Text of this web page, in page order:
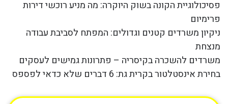
פסיכולוגיית הקונה בשוק היוקרה: מה מניע רוכשי דירות
פרימיום
ניקיון משרדים קטנים וגדולים: המפתח לסביבת עבודה
מנצחת
משרדים להשכרה בקיסריה – פתרונות גמישים לעסקים
בחירת אינסטלטור בקרית גת: 6 דברים שלא כדאי לפספס